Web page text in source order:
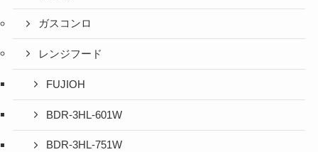
ガスコンロ
レンジフード
FUJIOH
BDR-3HL-601W
BDR-3HL-751W